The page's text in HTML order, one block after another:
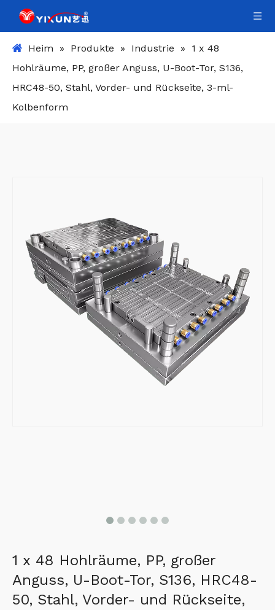
Heim » Produkte » Industrie »
1 x 48
Hohlräume, PP, großer Anguss, U-Boot-Tor, S136,
HRC48-50, Stahl, Vorder- und Rückseite, 3-ml-
Kolbenform
1 x 48 Hohlräume, PP, großer
Anguss, U-Boot-Tor, S136, HRC48-
50, Stahl, Vorder- und Rückseite,